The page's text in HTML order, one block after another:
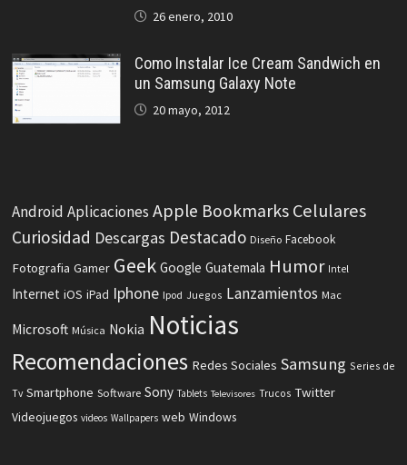
26 enero, 2010
Como Instalar Ice Cream Sandwich en
un Samsung Galaxy Note
20 mayo, 2012
Android Aplicaciones Apple Bookmarks Celulares
Curiosidad Descargas Destacado Diseño Facebook
Fotografia Gamer Geek Google Guatemala Humor Intel
Internet iOS iPad Iphone Ipod Juegos Lanzamientos Mac
Microsoft Música Nokia Noticias
Recomendaciones Redes Sociales Samsung Series de
Tv Smartphone Software Sony Tablets Televisores Trucos Twitter
Videojuegos videos Wallpapers web Windows